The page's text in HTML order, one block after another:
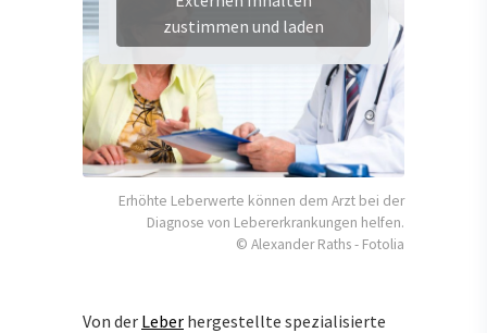
zustimmen und laden
Erhöhte Leberwerte können dem Arzt bei der
Diagnose von Lebererkrankungen helfen.
© Alexander Raths - Fotolia
Von der Leber hergestellte spezialisierte